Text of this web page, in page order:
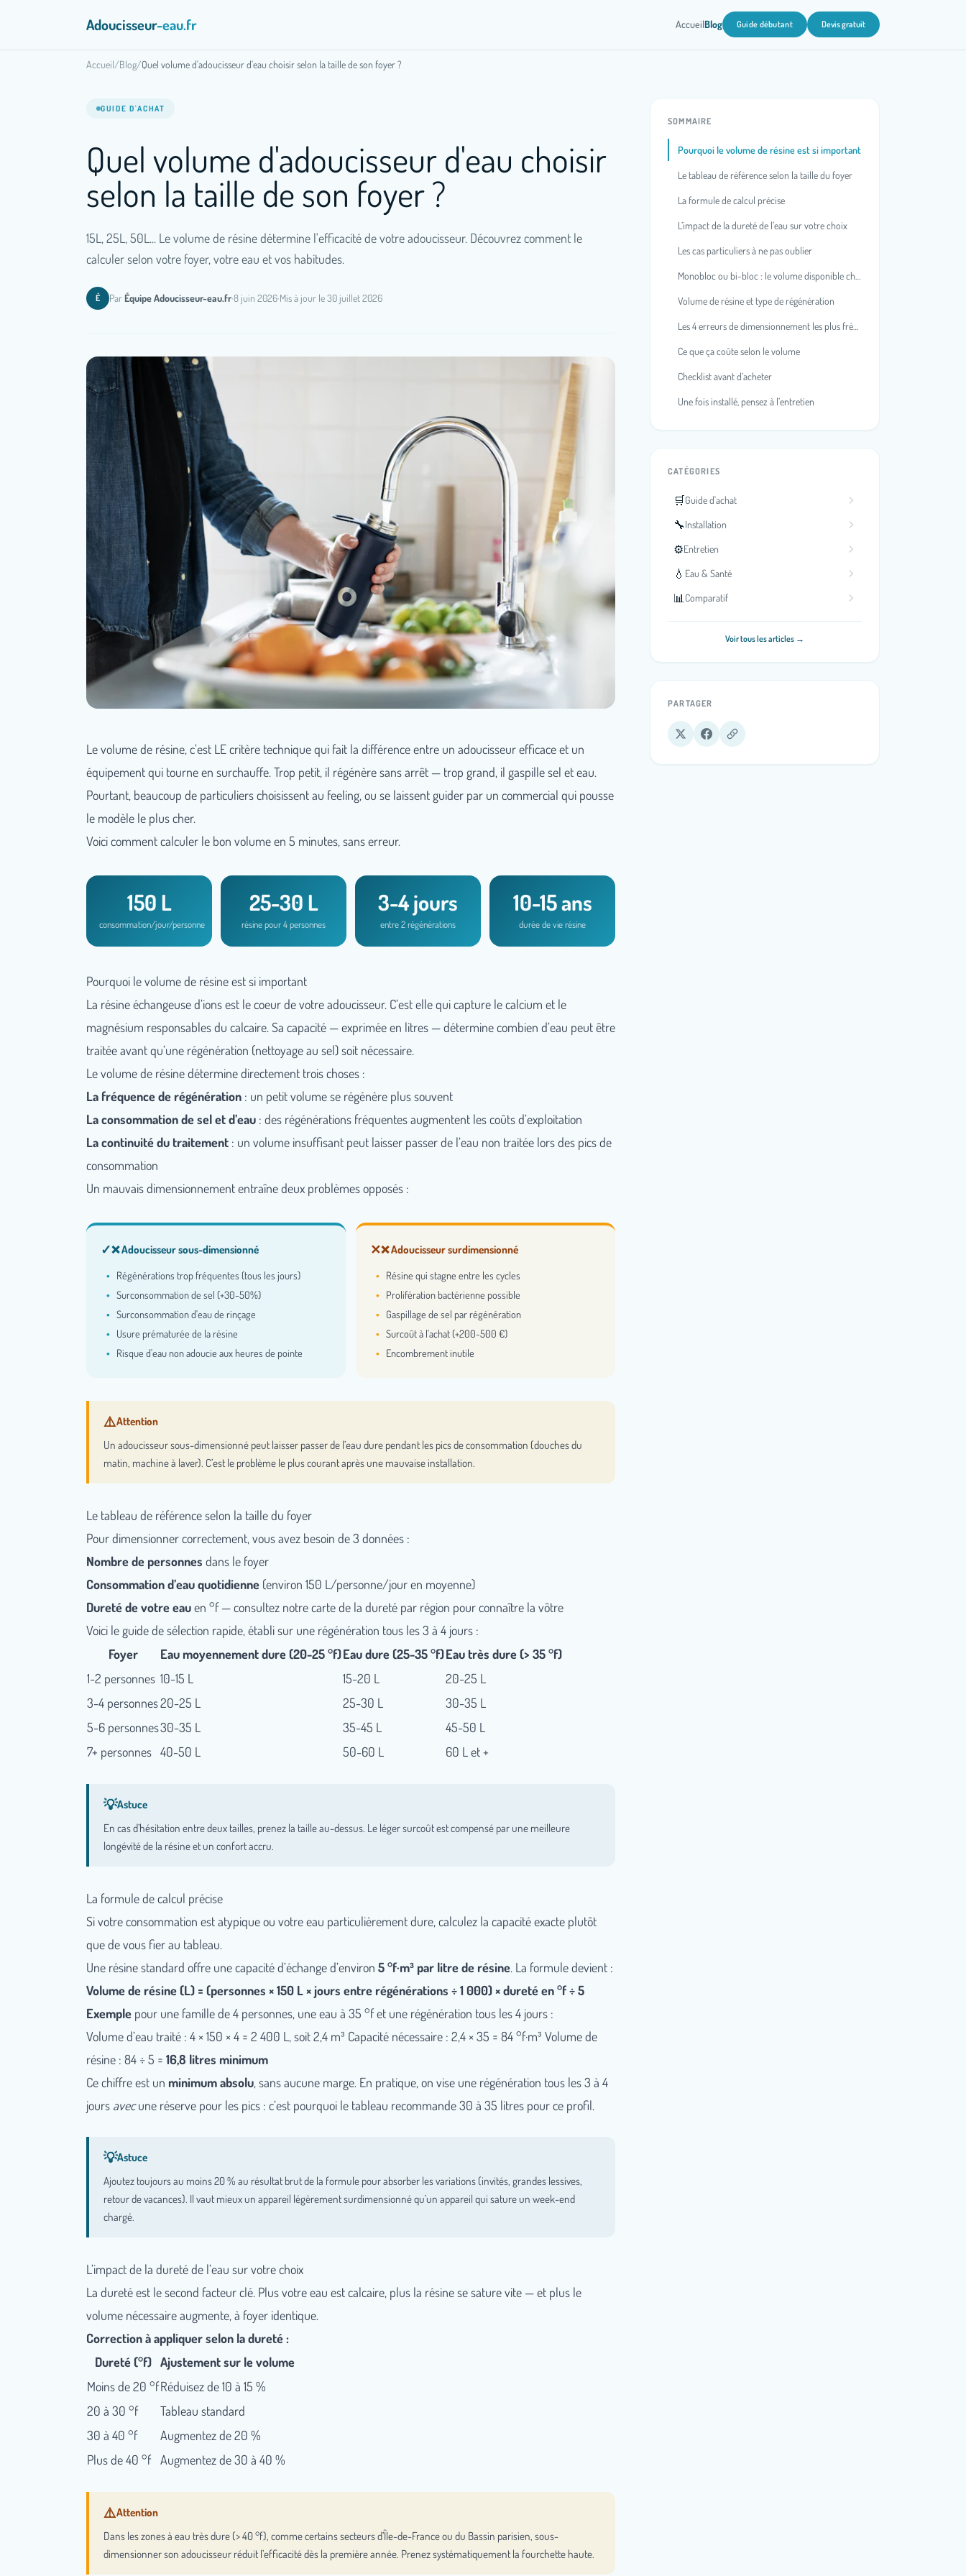
Adoucisseur-eau.fr AccueilBlog Guide débutant Devis gratuit
Accueil/Blog/Quel volume d'adoucisseur d'eau choisir selon la taille de son foyer ?
GUIDE D'ACHAT
Quel volume d'adoucisseur d'eau choisir
selon la taille de son foyer ?
15L, 25L, 50L... Le volume de résine détermine l'efficacité de votre adoucisseur. Découvrez comment le
calculer selon votre foyer, votre eau et vos habitudes.
É ParÉquipe Adoucisseur-eau.fr·8 juin 2026·Mis à jour le 30 juillet 2026
Le volume de résine, c’est LE critère technique qui fait la différence entre un adoucisseur efficace et un
équipement qui tourne en surchauffe. Trop petit, il régénère sans arrêt — trop grand, il gaspille sel et eau.
Pourtant, beaucoup de particuliers choisissent au feeling, ou se laissent guider par un commercial qui pousse
le modèle le plus cher.
Voici comment calculer le bon volume en 5 minutes, sans erreur.
150 L
consommation/jour/personne
25-30 L
résine pour 4 personnes
3-4 jours
entre 2 régénérations
10-15 ans
durée de vie résine
Pourquoi le volume de résine est si important
La résine échangeuse d’ions est le coeur de votre adoucisseur. C’est elle qui capture le calcium et le
magnésium responsables du calcaire. Sa capacité — exprimée en litres — détermine combien d’eau peut être
traitée avant qu’une régénération (nettoyage au sel) soit nécessaire.
Le volume de résine détermine directement trois choses :
La fréquence de régénération : un petit volume se régénère plus souvent
La consommation de sel et d’eau : des régénérations fréquentes augmentent les coûts d’exploitation
La continuité du traitement : un volume insuffisant peut laisser passer de l’eau non traitée lors des pics de
consommation
Un mauvais dimensionnement entraîne deux problèmes opposés :
❌ Adoucisseur sous-dimensionné
Régénérations trop fréquentes (tous les jours)
Surconsommation de sel (+30-50%)
Surconsommation d'eau de rinçage
Usure prématurée de la résine
Risque d'eau non adoucie aux heures de pointe
❌ Adoucisseur surdimensionné
Résine qui stagne entre les cycles
Prolifération bactérienne possible
Gaspillage de sel par régénération
Surcoût à l'achat (+200-500 €)
Encombrement inutile
Un adoucisseur sous-dimensionné peut laisser passer de l’eau dure pendant les pics de consommation (douches du
matin, machine à laver). C’est le problème le plus courant après une mauvaise installation.
Le tableau de référence selon la taille du foyer
Pour dimensionner correctement, vous avez besoin de 3 données :
Nombre de personnes dans le foyer
Consommation d’eau quotidienne (environ 150 L/personne/jour en moyenne)
Dureté de votre eauen °f — consultez notrecarte de la dureté par région pour connaître la vôtre
Voici le guide de sélection rapide, établi sur une régénération tous les 3 à 4 jours :
Foyer
Eau moyennement dure (20-25 °f)Eau dure (25-35 °f)Eau très dure (> 35 °f)
1-2 personnes 10-15 L 15-20 L
20-25 L
3-4 personnes20-25 L 25-30 L
30-35 L
5-6 personnes30-35 L 35-45 L
45-50 L
7+ personnes 40-50 L 50-60 L 60 L et +
En cas d’hésitation entre deux tailles, prenez la taille au-dessus. Le léger surcoût est compensé par une meilleure
longévité de la résine et un confort accru.
La formule de calcul précise
Si votre consommation est atypique ou votre eau particulièrement dure, calculez la capacité exacte plutôt
que de vous fier au tableau.
Une résine standard offre une capacité d’échange d’environ 5 °f·m³ par litre de résine. La formule devient :
Volume de résine (L) = (personnes × 150 L × jours entre régénérations ÷ 1 000) × dureté en °f ÷ 5
Exemple pour une famille de 4 personnes, une eau à 35 °f et une régénération tous les 4 jours :
Volume d’eau traité : 4 × 150 × 4 = 2 400 L, soit 2,4 m³ Capacité nécessaire : 2,4 × 35 = 84 °f·m³ Volume de
résine : 84 ÷ 5 = 16,8 litres minimum
Ce chiffre est un minimum absolu, sans aucune marge. En pratique, on vise une régénération tous les 3 à 4
jours avecune réserve pour les pics : c’est pourquoi le tableau recommande 30 à 35 litres pour ce profil.
Ajoutez toujours au moins 20 % au résultat brut de la formule pour absorber les variations (invités, grandes lessives,
retour de vacances). Il vaut mieux un appareil légèrement surdimensionné qu’un appareil qui sature un week-end
chargé.
L’impact de la dureté de l’eau sur votre choix
La dureté est le second facteur clé. Plus votre eau est calcaire, plus la résine se sature vite — et plus le
volume nécessaire augmente, à foyer identique.
Correction à appliquer selon la dureté :
Dureté (°f) Ajustement sur le volume
Moins de 20 °fRéduisez de 10 à 15 %
20 à 30 °f
Tableau standard
30 à 40 °f
Augmentez de 20 %
Plus de 40 °f Augmentez de 30 à 40 %
Dans les zones à eau très dure (> 40 °f), comme certains secteurs d’Île-de-France ou du Bassin parisien, sous-
dimensionner son adoucisseur réduit l’efficacité dès la première année. Prenez systématiquement la fourchette haute.
SOMMAIRE
Pourquoi le volume de résine est si important
Le tableau de référence selon la taille du foyer
La formule de calcul précise
L’impact de la dureté de l’eau sur votre choix
Les cas particuliers à ne pas oublier
Volume de résine et type de régénération
Ce que ça coûte selon le volume
Checklist avant d’acheter
Une fois installé, pensez à l’entretien
CATÉGORIES
🛒Guide d'achat
🔧Installation
⚙️Entretien
💧 Eau & Santé
📊Comparatif
Voir tous les articles →
PARTAGER